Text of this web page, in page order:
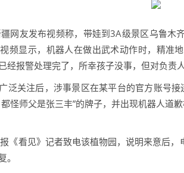
网友发布视频称，带娃到3A级景区乌鲁木
频显示，机器人在做出武术动作时，精准
经报警处理完了，所幸孩子没事，但对负责
泛关注后，涉事景区在某平台的官方账号
都怪师父是张三丰”的牌子，并出现机器人道
《看见》记者致电该植物园，说明来意后
。